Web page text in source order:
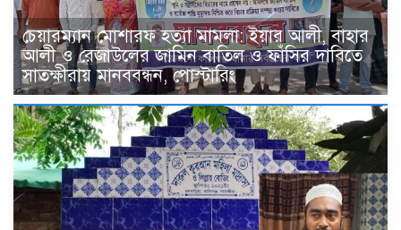
চেয়ারম্যান মোশারফ হত্যা মামলা: ইয়ার আলী, বাহার
আলী ও রেজাউলের জামিন বাতিল ও ফাঁসির দাবিতে
সাতক্ষীরায় মানববন্ধন, পোস্টারিং